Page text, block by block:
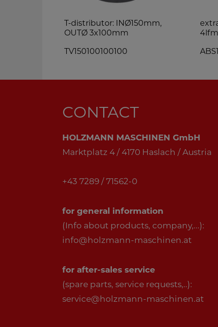
T-distributor: INØ150mm,
OUTØ 3x100mm
TV150100100100
4lfm
CONTACT
HOLZMANN MASCHINEN GmbH
Marktplatz 4 / 4170 Haslach / Austria
+43 7289 / 71562-0
for general information
(Info about products, company,...):
info@holzmann-maschinen.at
for after-sales service
(spare parts, service requests,..):
service@holzmann-maschinen.at